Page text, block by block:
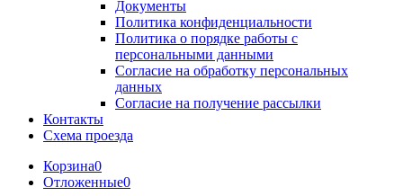
Документы
Политика конфиденциальности
Политика о порядке работы с
персональными данными
Согласие на обработку персональных
данных
Согласие на получение рассылки
Контакты
Схема проезда
Корзина0
Отложенные0